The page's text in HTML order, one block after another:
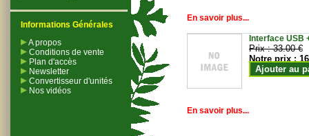
Informations Générales
A propos
Conditions de vente
Plan d'accès
Newsletter
Convertisseur d'unités
Nos vidéos
En savoir plus...
Interface USB
Prix :33.00 €
Notre prix :
Ajouter au
En savoir plus...